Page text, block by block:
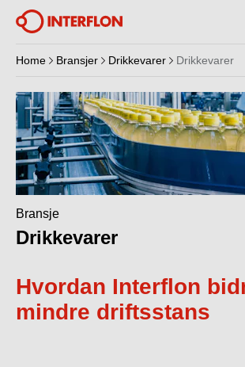
Home Bransjer Drikkevarer Drikkevarer
Bransje
Drikkevarer
Hvordan Interflon
mindre driftsstans